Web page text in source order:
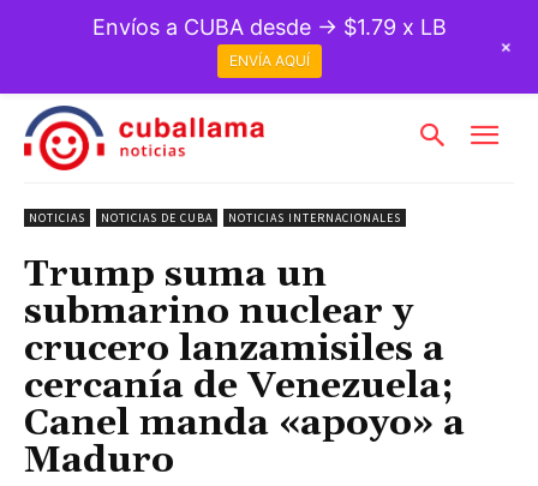
NOTICIAS NOTICIAS DE CUBA NOTICIAS INTERNACIONALES
Trump suma un
submarino nuclear y
crucero lanzamisiles a
cercanía de Venezuela;
Canel manda «apoyo» a
Maduro
Envíos a CUBA desde → $1.79 x LB
ENVÍA AQUÍ
+